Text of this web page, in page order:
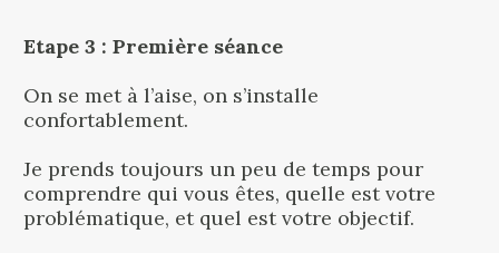
Etape 3 : Première séance
On se met à l’aise, on s’installe
confortablement.
Je prends toujours un peu de temps pour
comprendre qui vous êtes, quelle est votre
problématique, et quel est votre objectif.